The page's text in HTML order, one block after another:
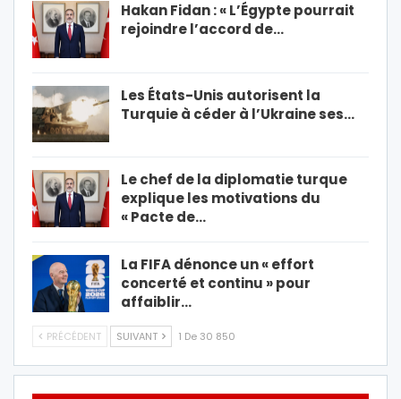
Hakan Fidan : « L’Égypte pourrait
rejoindre l’accord de…
Les États-Unis autorisent la
Turquie à céder à l’Ukraine ses…
Le chef de la diplomatie turque
explique les motivations du
« Pacte de…
La FIFA dénonce un « effort
concerté et continu » pour
affaiblir…
PRÉCÉDENT SUIVANT 1 De 30 850